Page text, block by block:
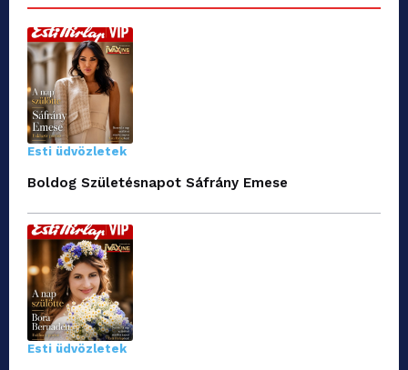
Esti üdvözletek
Boldog Születésnapot Sáfrány Emese
Esti üdvözletek